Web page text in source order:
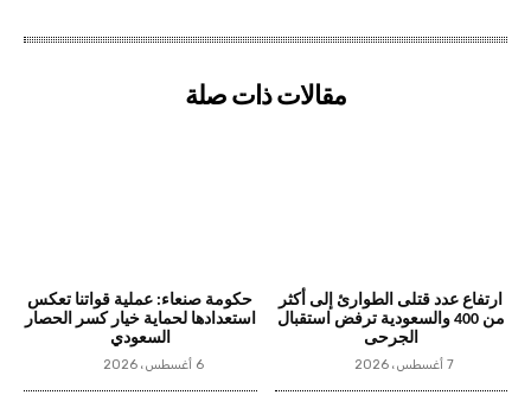
مقالات ذات صلة
ارتفاع عدد قتلى الطوارئ إلى أكثر
من 400 والسعودية ترفض استقبال
الجرحى
7 أغسطس، 2026
حكومة صنعاء: عملية قواتنا تعكس
استعدادها لحماية خيار كسر الحصار
السعودي
6 أغسطس، 2026